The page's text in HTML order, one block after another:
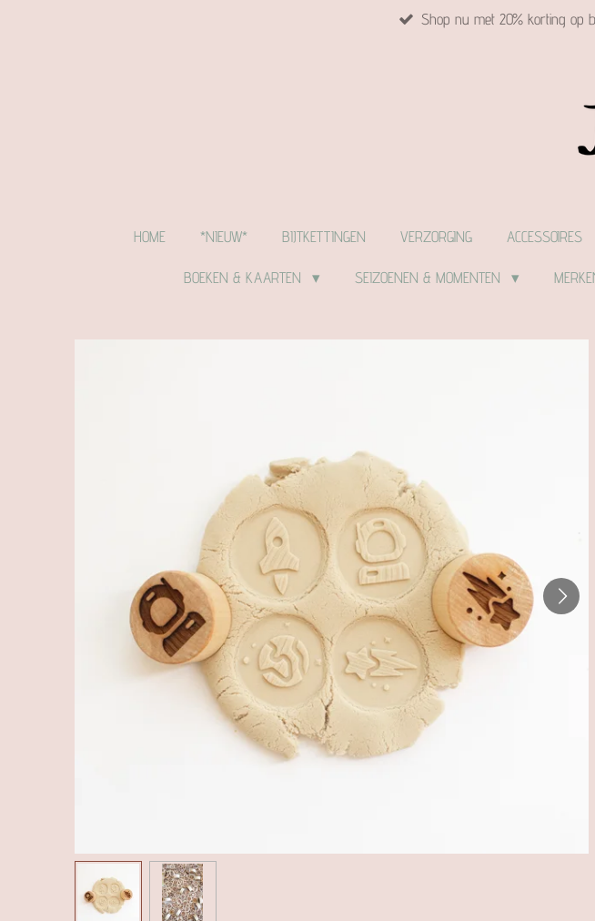
Shop nu met 20% korting op
HOME *NIEUW* BIJTKETTINGEN VERZORGING ACCESSOIRES
BOEKEN & KAARTEN SEIZOENEN & MOMENTEN